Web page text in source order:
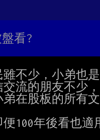
看?
不少，小弟也
流的朋友不少
在股板的所有文
100年後看也適